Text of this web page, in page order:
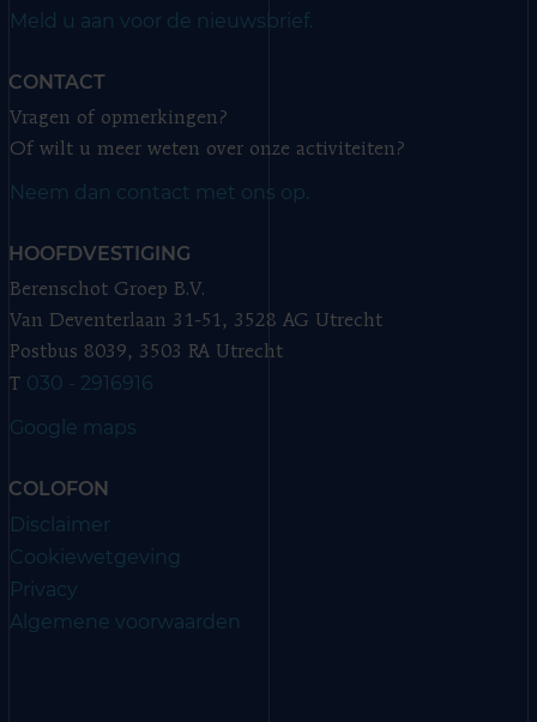
Meld u aan voor de nieuwsbrief.
CONTACT
Vragen of opmerkingen?
Of wilt u meer weten over onze activiteiten?
Neem dan contact met ons op.
HOOFDVESTIGING
Berenschot Groep B.V.
Van Deventerlaan 31-51, 3528 AG Utrecht
Postbus 8039, 3503 RA Utrecht
T 030 - 2916916
Google maps
COLOFON
Disclaimer
Cookiewetgeving
Privacy
Algemene voorwaarden